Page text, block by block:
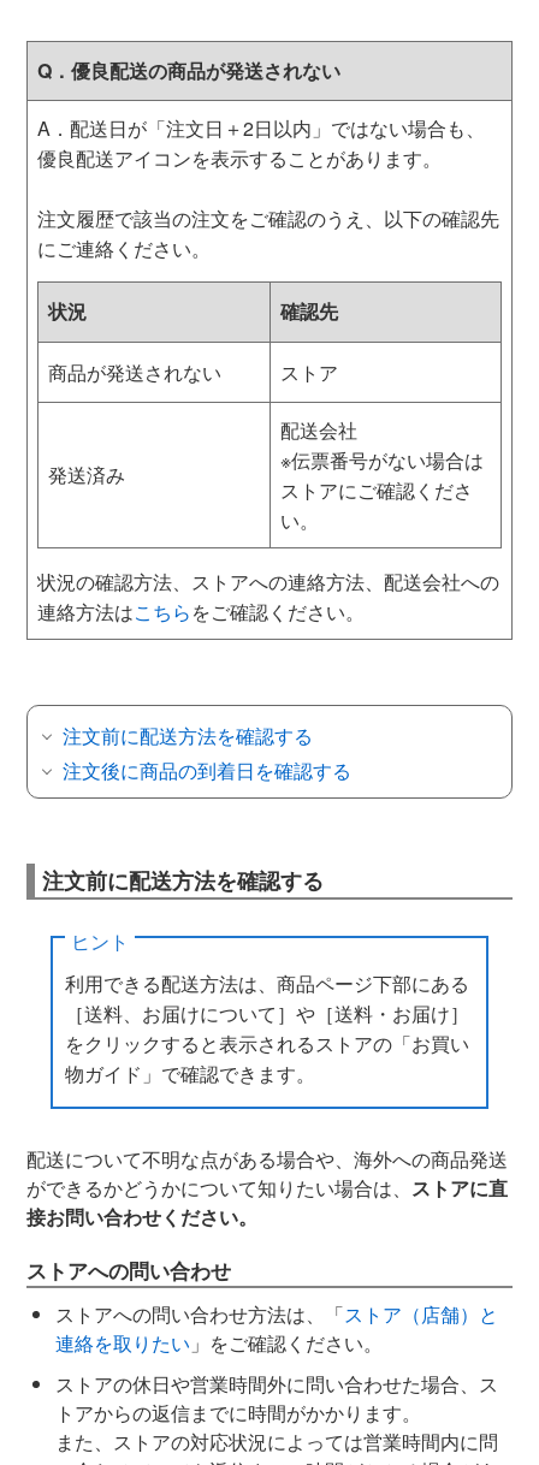
Q．優良配送の商品が発送されない
A．配送日が「注文日＋2日以内」ではない場合も、
優良配送アイコンを表示することがあります。
注文履歴で該当の注文をご確認のうえ、以下の確認先
にご連絡ください。
状況 確認先
商品が発送されない ストア
発送済み
配送会社
※伝票番号がない場合は
ストアにご確認くださ
い。
状況の確認方法、ストアへの連絡方法、配送会社への
連絡方法はこちらをご確認ください。
注文前に配送方法を確認する
注文後に商品の到着日を確認する
注文前に配送方法を確認する
ヒント
利用できる配送方法は、商品ページ下部にある
［送料、お届けについて］や［送料・お届け］
をクリックすると表示されるストアの「お買い
物ガイド」で確認できます。
配送について不明な点がある場合や、海外への商品発送
ができるかどうかについて知りたい場合は、 ストアに直
接お問い合わせください。
ストアへの問い合わせ
ストアへの問い合わせ方法は、「ストア（店舗）と
連絡を取りたい 」をご確認ください。
ストアの休日や営業時間外に問い合わせた場合、ス
トアからの返信までに時間がかかります。
また、ストアの対応状況によっては営業時間内に問